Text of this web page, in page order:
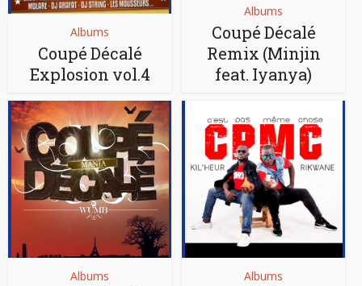
Albums
Coupé Décalé
Explosion vol.4
Albums
Coupé Décalé
Remix (Minjin
feat. Iyanya)
Albums Albums